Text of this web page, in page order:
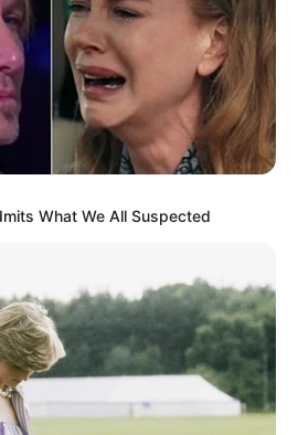
What We All Suspected